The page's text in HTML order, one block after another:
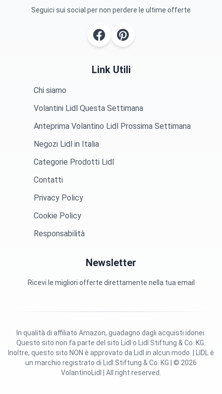
Seguici sui social per non perdere le ultime offerte
Link Utili
Chi siamo
Volantini Lidl Questa Settimana
Anteprima Volantino Lidl Prossima Settimana
Negozi Lidl in Italia
Categorie Prodotti Lidl
Contatti
Privacy Policy
Cookie Policy
Responsabilità
Newsletter
Ricevi le migliori offerte direttamente nella tua email
Questo sito non fa parte del sito Lidl o Lidl Stiftung & Co. KG.
Inoltre, questo sito NON è approvato da Lidl in alcun modo. | LIDL è
un marchio registrato di Lidl Stiftung & Co. KG | © 2026
VolantinoLidl | All right reserved.
In qualità di affiliato Amazon, guadagno dagli acquisti idonei.